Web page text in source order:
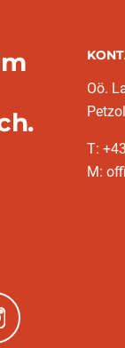
Oö.
T:
M:
Fenster)